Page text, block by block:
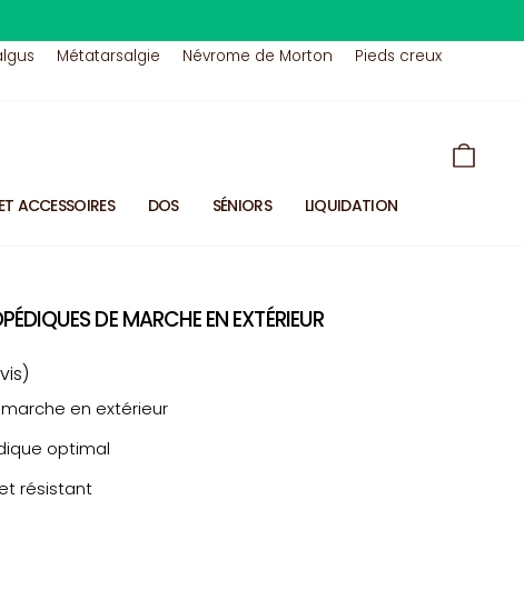
Métatarsalgie Névrome de Morton
Pieds creux
ACCESSOIRES DOS SÉNIORS LIQUIDATION
DE MARCHE EN EXTÉRIEUR
en extérieur
optimal
résistant